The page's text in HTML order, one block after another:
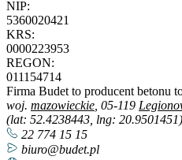
NIP:
5360020421
KRS:
0000223953
REGON:
011154714
Firma Budet to producent betonu
woj. mazowieckie , 05-119
(lat: 52.4238443, lng: 20.9501451)
22 774 15 15
biuro@budet.pl